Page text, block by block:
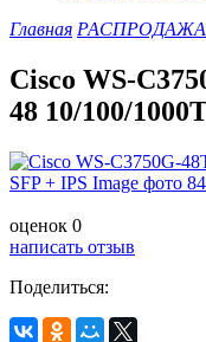
Главная РАСПРОДАЖА
Cisco WS-
48 10/100/
оценок 0
написать отзыв
Поделиться: